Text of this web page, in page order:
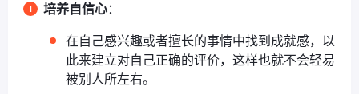
培养自信心：
在自己感兴趣或者擅长的事情中找到成就感，以
此来建立对自己正确的评价，这样也就不会轻易
被别人所左右。